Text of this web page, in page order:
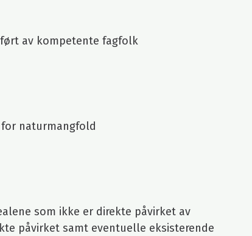
av kompetente fagfolk
naturmangfold
som ikke er direkte påvirket av
påvirket samt eventuelle eksisterende